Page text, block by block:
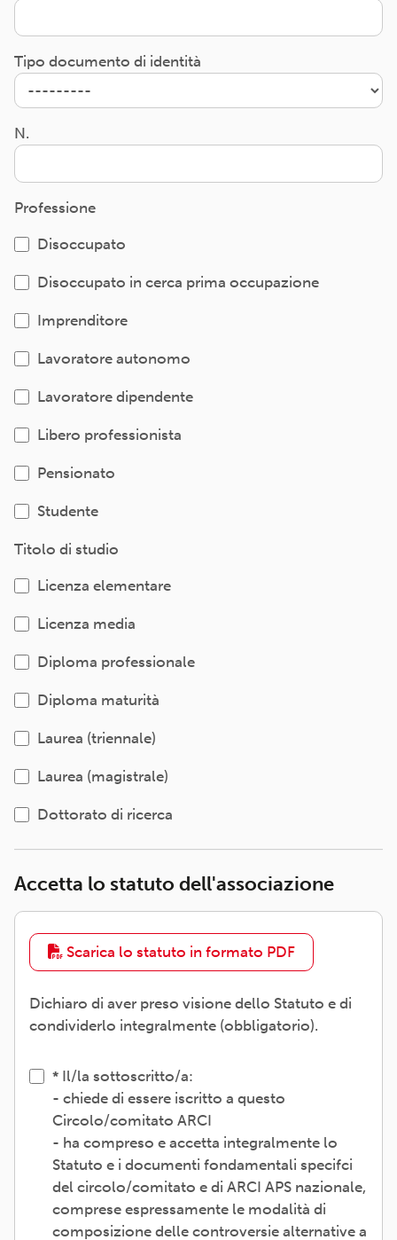
Tipo documento di identità
N.
Professione
Disoccupato
Disoccupato in cerca prima occupazione
Imprenditore
Lavoratore autonomo
Lavoratore dipendente
Libero professionista
Pensionato
Studente
Titolo di studio
Licenza elementare
Licenza media
Diploma professionale
Diploma maturità
Laurea (triennale)
Laurea (magistrale)
Dottorato di ricerca
Accetta lo statuto dell'associazione
Scarica lo statuto in formato PDF
Dichiaro di aver preso visione dello Statuto e di
condividerlo integralmente (obbligatorio).
Il/la sottoscritto/a:
- chiede di essere iscritto a questo
Circolo/comitato ARCI
- ha compreso e accetta integralmente lo
Statuto e i documenti fondamentali specifci
del circolo/comitato e di ARCI APS nazionale,
comprese espressamente le modalità di
composizione delle controversie alternative a